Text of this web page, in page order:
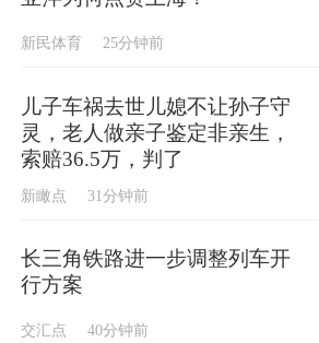
新民体育 25分钟前
儿子车祸去世儿媳不让孙子守
灵，老人做亲子鉴定非亲生，
索赔36.5万，判了
新瞰点 31分钟前
长三角铁路进一步调整列车开
行方案
交汇点 40分钟前